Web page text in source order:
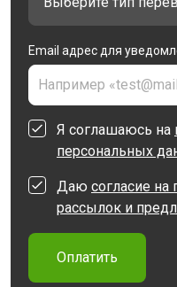
Email адрес для
Я соглашаюсь на
персональных
Даю согласие
рассылок и
Оплатить